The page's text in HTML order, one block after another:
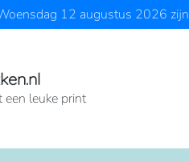
12 augustus 2026
een leuke print